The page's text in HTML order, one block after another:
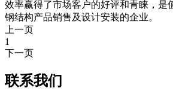
效率赢得了市场客户的好评和青睐，是
钢结构产品销售及设计安装的企业。
上一页
1
下一页
联系我们